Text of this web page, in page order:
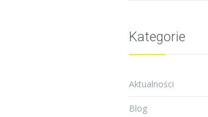
Kategorie
Aktualności
Blog